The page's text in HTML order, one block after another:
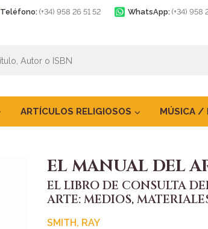
Teléfono: (+34) 958 26 51 52 WhatsApp: (+34) 958
ARTÍCULOS RELIGIOSOS MÚSICA /
EL MANUAL DEL
EL LIBRO DE CONSULTA
ARTE: MEDIOS,
SMITH, RAY